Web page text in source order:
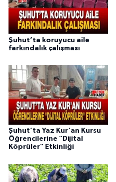
Şuhut’ta koruyucu aile
farkındalık çalışması
Şuhut’ta Yaz Kur'an Kursu
Öğrencilerine "Dijital
Köprüler" Etkinliği